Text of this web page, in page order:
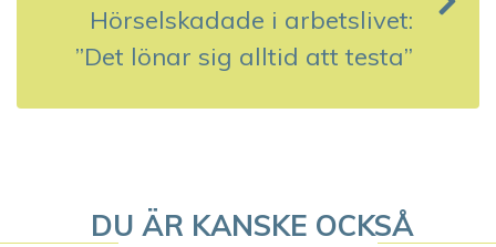
v
e
Hörselskadade i arbetslivet:
”Det lönar sig alltid att testa”
DU ÄR KANSKE OCKSÅ